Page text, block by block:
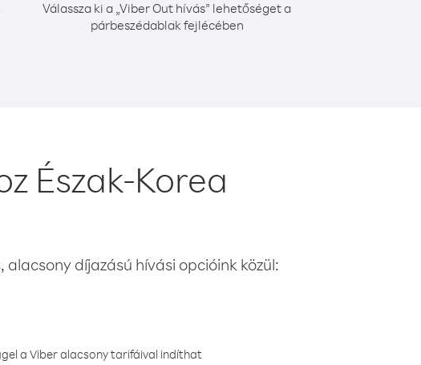
Válassza ki a „Viber Out hívás” lehetőséget a
párbeszédablak fejlécében
Észak-Korea
díjazású hívási opcióink közül:
a Viber alacsony tarifáival indíthat